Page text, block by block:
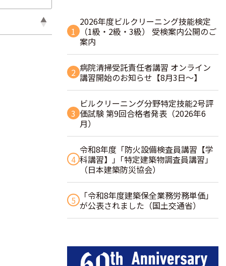
1
2026年度ビルクリーニング技能検定
（1級・2級・3級） 受検案内公開のご
案内
2 病院清掃受託責任者講習 オンライン
講習開始のお知らせ【8月3日～】
3
ビルクリーニング分野特定技能2号評
価試験 第9回合格者発表（2026年6
月）
4
令和8年度「防火設備検査員講習【学
科講習】」｢特定建築物調査員講習｣
（日本建築防災協会）
5
「令和8年度建築保全業務労務単価」
が公表されました（国土交通省）